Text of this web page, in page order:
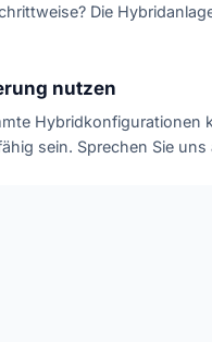
Die
nutzen
Hybridkonfigurationen
sein. Sprechen Sie